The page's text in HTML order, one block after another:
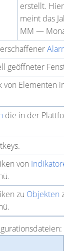
erstellt. Hier
meint das
MM —
geöffneter
von Elementen in
die in der
von
zu Objekten